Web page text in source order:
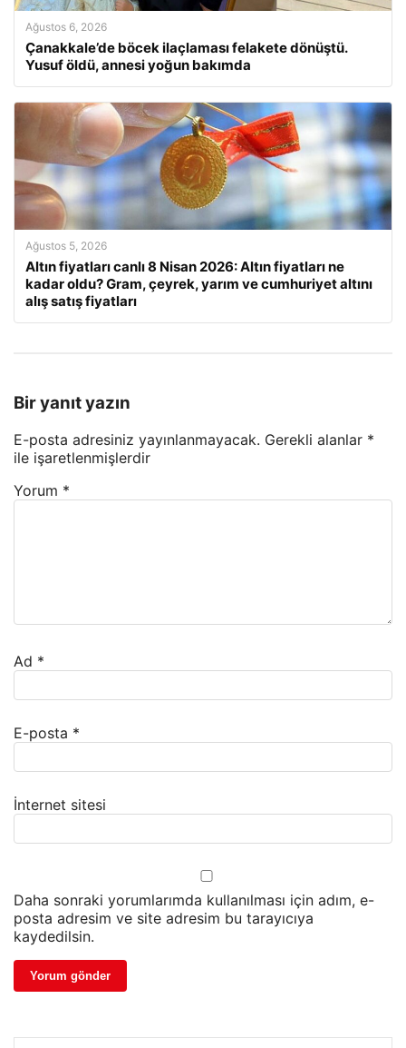
Ağustos 6, 2026
Çanakkale’de böcek ilaçlaması felakete dönüştü.
Yusuf öldü, annesi yoğun bakımda
Ağustos 5, 2026
Altın fiyatları canlı 8 Nisan 2026: Altın fiyatları ne
kadar oldu? Gram, çeyrek, yarım ve cumhuriyet altını
alış satış fiyatları
Bir yanıt yazın
E-posta adresiniz yayınlanmayacak. Gerekli alanlar *
ile işaretlenmişlerdir
Yorum *
Ad *
E-posta *
İnternet sitesi
Daha sonraki yorumlarımda kullanılması için adım, e-
posta adresim ve site adresim bu tarayıcıya
kaydedilsin.